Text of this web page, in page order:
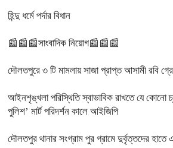
হিন্দু ধর্মে পর্দার বিধান
📰📰📰সাংবাদিক নিয়োগ📰📰📰
দৌলতপুরে ৩ টি মামলায় সাজা প্রাপ্ত আসামী রবি
আইনশৃঙ্খলা পরিস্থিতি স্বাভাবিক রাখতে যে কোনো
পুলিশ’ মার্ট পরিদর্শন কালে আইজিপি
দৌলতপুর থানার সংগ্রাম পুর গ্রামে দুর্বৃত্তদের